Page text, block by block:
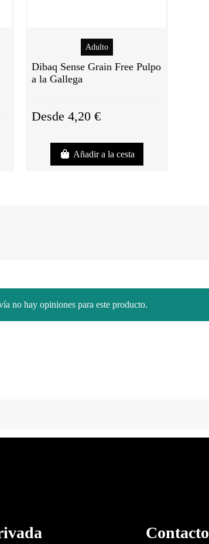
Adulto
Dibaq Sense Grain Free Pulpo
a la Gallega
Desde 4,20 €
Añadir a la cesta
no hay opiniones para este producto.
Contacto